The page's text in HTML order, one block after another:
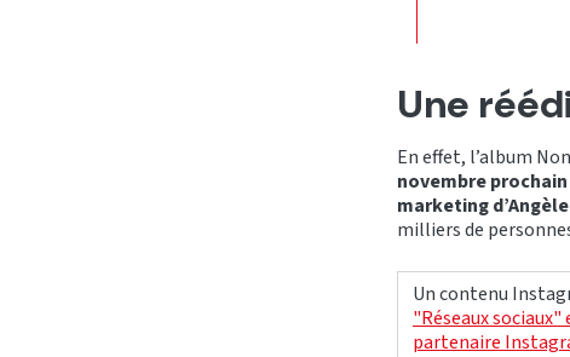
Une
En effet, l’album
novembre prochain
marketing
milliers de
Un contenu
"Réseaux
partenaire